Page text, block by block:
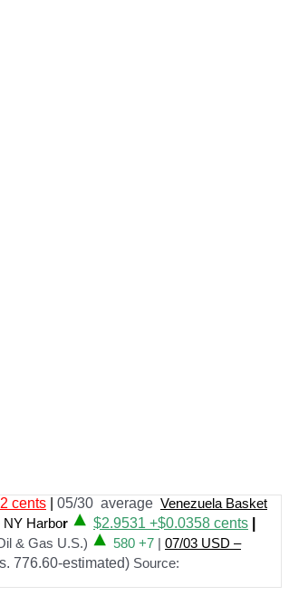
cents 05/30 average Venezuela Basket
NY Harbor $2.9531 +$0.0358 cents
& Gas U.S.) 580 +7 | 07/03 USD –
776.60-estimated) Source: